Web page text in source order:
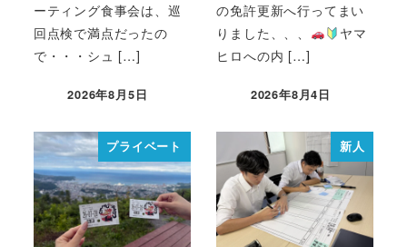
ーティング食事会は、巡
回点検で満点だったの
で・・・シュ […]
2026年8月5日
の免許更新へ行ってまい
りました、、、
ヤマ
ヒロへの内 […]
2026年8月4日
プライベート 新人